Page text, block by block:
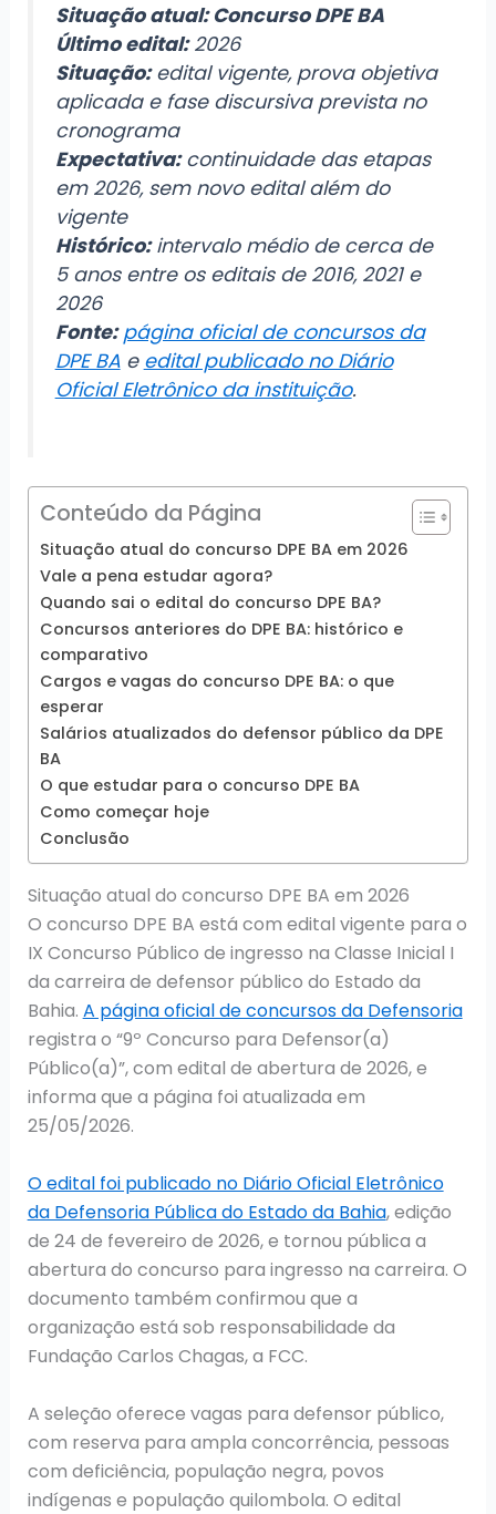
Situação atual: Concurso DPE BA
Último edital:2026
Situação:edital vigente, prova objetiva
aplicada e fase discursiva prevista no
cronograma
Expectativa:continuidade das etapas
em 2026, sem novo edital além do
vigente
Histórico:intervalo médio de cerca de
5 anos entre os editais de 2016, 2021 e
2026
Fonte: página oficial de concursos da
DPE BAe edital publicado no Diário
Oficial Eletrônico da instituição.
Conteúdo da Página
Situação atual do concurso DPE BA em 2026
Vale a pena estudar agora?
Quando sai o edital do concurso DPE BA?
Concursos anteriores do DPE BA: histórico e
comparativo
Cargos e vagas do concurso DPE BA: o que
esperar
Salários atualizados do defensor público da DPE
BA
O que estudar para o concurso DPE BA
Como começar hoje
Conclusão
Situação atual do concurso DPE BA em 2026
O concurso DPE BA está com edital vigente para o
IX Concurso Público de ingresso na Classe Inicial I
da carreira de defensor público do Estado da
Bahia. A página oficial de concursos da Defensoria
registra o “9º Concurso para Defensor(a)
Público(a)”, com edital de abertura de 2026, e
informa que a página foi atualizada em
25/05/2026.
O edital foi publicado no Diário Oficial Eletrônico
da Defensoria Pública do Estado da Bahia, edição
de 24 de fevereiro de 2026, e tornou pública a
abertura do concurso para ingresso na carreira. O
documento também confirmou que a
organização está sob responsabilidade da
Fundação Carlos Chagas, a FCC.
A seleção oferece vagas para defensor público,
com reserva para ampla concorrência, pessoas
com deficiência, população negra, povos
indígenas e população quilombola. O edital